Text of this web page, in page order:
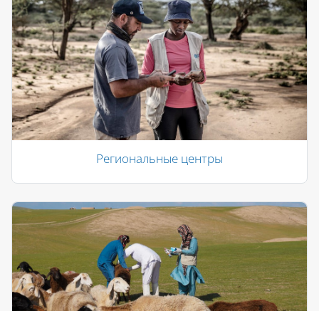
Региональные центры